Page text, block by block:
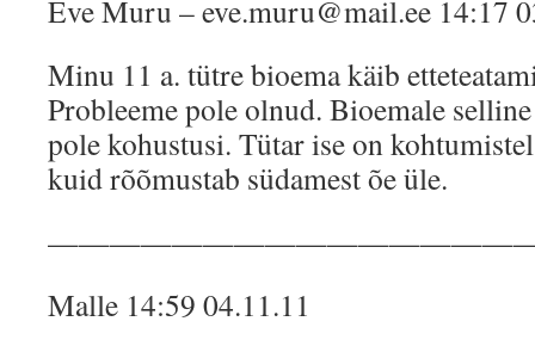
Eve Muru – eve.muru@mail.ee 14:17
Minu 11 a. tütre bioema käib
Probleeme pole olnud. Bioemale
pole kohustusi. Tütar ise on
kuid rõõmustab südamest õe üle.
Malle 14:59 04.11.11